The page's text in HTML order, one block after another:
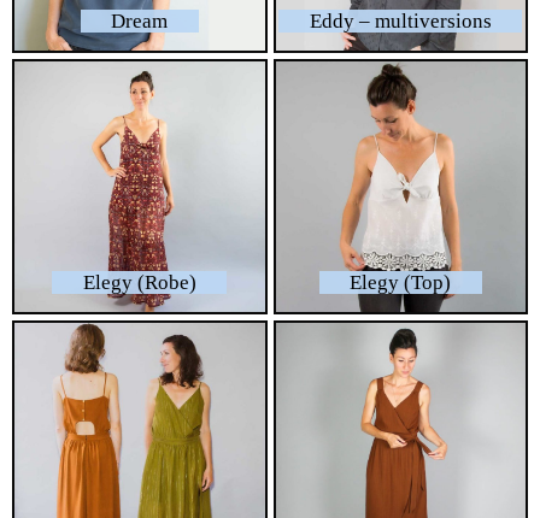
Dream Eddy – multiversions
Elegy (Robe) Elegy (Top)